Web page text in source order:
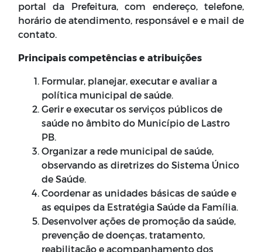
portal da Prefeitura, com endereço, telefone,
horário de atendimento, responsável e e mail de
contato.
Principais competências e atribuições
Formular, planejar, executar e avaliar a
política municipal de saúde.
Gerir e executar os serviços públicos de
saúde no âmbito do Município de Lastro
PB.
Organizar a rede municipal de saúde,
observando as diretrizes do Sistema Único
de Saúde.
Coordenar as unidades básicas de saúde e
as equipes da Estratégia Saúde da Família.
Desenvolver ações de promoção da saúde,
prevenção de doenças, tratamento,
reabilitação e acompanhamento dos